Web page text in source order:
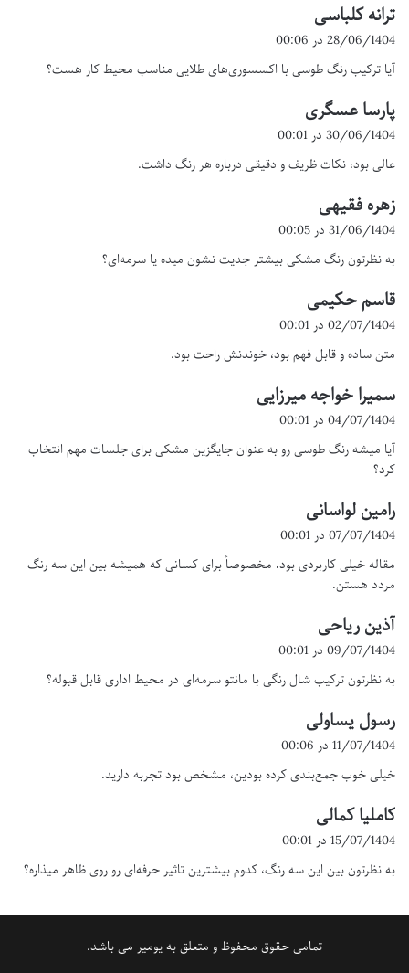
ترانه کلباسی
ت
:
28/06/1404 در 00:06
آیا ترکیب رنگ طوسی با اکسسوری‌های طلایی مناسب محیط کار هست؟
پارسا عسگری
ف
:
30/06/1404 در 00:01
عالی بود، نکات ظریف و دقیقی درباره هر رنگ داشت.
زهره فقیهی
ت
:
31/06/1404 در 00:05
به نظرتون رنگ مشکی بیشتر جدیت نشون میده یا سرمه‌ای؟
قاسم حکیمی
ف
:
02/07/1404 در 00:01
متن ساده و قابل فهم بود، خوندنش راحت بود.
سمیرا خواجه میرزایی
:
04/07/1404 در 00:01
آیا میشه رنگ طوسی رو به عنوان جایگزین مشکی برای جلسات مهم انتخاب
کرد؟
رامین لواسانی
ف
:
07/07/1404 در 00:01
مقاله خیلی کاربردی بود، مخصوصاً برای کسانی که همیشه بین این سه رنگ
مردد هستن.
آذین ریاحی
ت
:
09/07/1404 در 00:01
به نظرتون ترکیب شال رنگی با مانتو سرمه‌ای در محیط اداری قابل قبوله؟
رسول یساولی
ف
:
11/07/1404 در 00:06
خیلی خوب جمع‌بندی کرده بودین، مشخص بود تجربه دارید.
کاملیا کمالی
ف
:
15/07/1404 در 00:01
به نظرتون بین این سه رنگ، کدوم بیشترین تاثیر حرفه‌ای رو روی ظاهر میذاره؟
تمامی حقوق محفوظ و متعلق به یومیر می باشد.